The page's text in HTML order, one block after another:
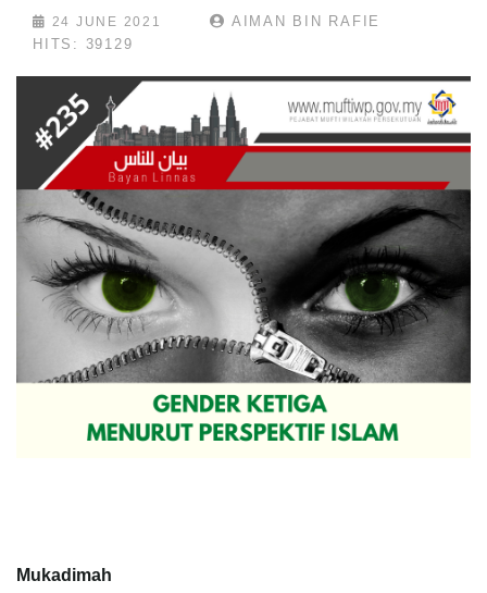
24 JUNE 2021
AIMAN BIN RAFIE
HITS: 39129
Mukadimah